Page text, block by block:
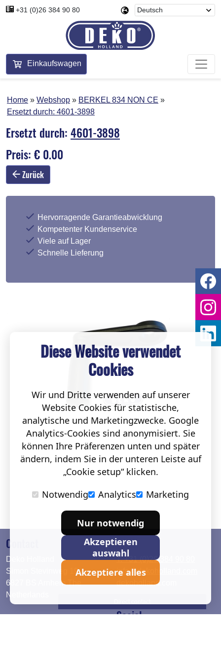
+31 (0)26 384 90 80
Einkaufswagen
Home Webshop
BERKEL 834 NON CE
Ersetzt durch: 4601-3898
Ersetzt durch: 4601-3898
Preis: € 0.00
Zurück
Hervorragende Garantieabwicklung
Kompetenter Kundenservice
Viele auf Lager
Schnelle Lieferung
Contact
Deko Holland
Simon Stevinweg 19
6827 BS Arnhem The
Netherlands
T. +31 (0)26 384 90 80
info@dekoholland.com
dekoholland.com
Social
Diese Website verwendet
Cookies
Wir und Dritte verwenden auf unserer
Website Cookies für statistische,
analytische und Marketingzwecke. Google
Analytics-Cookies sind anonymisiert. Sie
können Ihre Präferenzen unten und später
ändern, indem Sie in der unteren Leiste auf
„Cookie setup“ klicken.
Notwendig
Analytics Marketing
Nur notwendig
Akzeptieren
auswahl
Akzeptiere alles